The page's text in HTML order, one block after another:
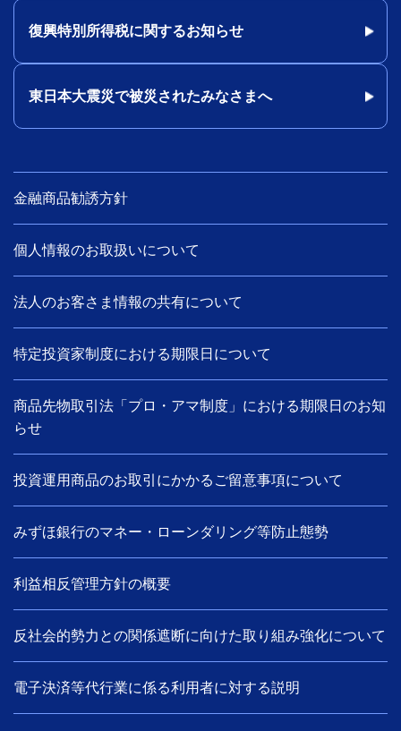
復興特別所得税に関するお知らせ
東日本大震災で被災されたみなさまへ
金融商品勧誘方針
個人情報のお取扱いについて
法人のお客さま情報の共有について
特定投資家制度における期限日について
商品先物取引法「プロ・アマ制度」における期限日のお知
らせ
投資運用商品のお取引にかかるご留意事項について
みずほ銀行のマネー・ローンダリング等防止態勢
利益相反管理方針の概要
反社会的勢力との関係遮断に向けた取り組み強化について
電子決済等代行業に係る利用者に対する説明